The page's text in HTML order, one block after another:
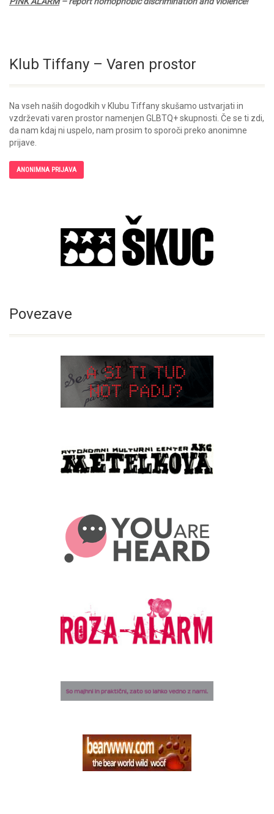
Klub Tiffany – Varen prostor
Na vseh naših dogodkih v Klubu Tiffany skušamo ustvarjati in
vzdrževati varen prostor namenjen GLBTQ+ skupnosti. Če se ti zdi,
da nam kdaj ni uspelo, nam prosim to sporoči preko anonimne
prijave.
ANONIMNA PRIJAVA
Povezave